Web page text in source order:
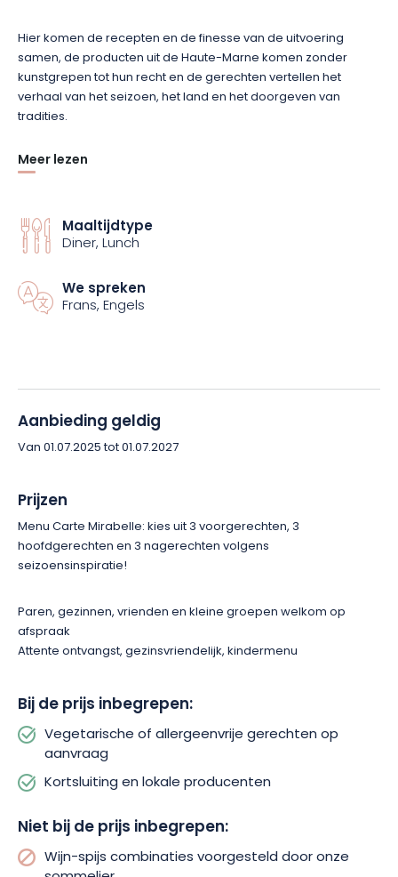
Hier komen de recepten en de finesse van de uitvoering
samen, de producten uit de Haute-Marne komen zonder
kunstgrepen tot hun recht en de gerechten vertellen het
verhaal van het seizoen, het land en het doorgeven van
tradities.
In een vriendelijke, verzorgde sfeer laat dit restaurant
Een keuken die zowel voedt als ontroert.
keuken met lokale, alledaagse producten.
Meer lezen
Maaltijdtype
Diner, Lunch
We spreken
Frans, Engels
Aanbieding geldig
Van 01.07.2025 tot 01.07.2027
Prijzen
Menu Carte Mirabelle: kies uit 3 voorgerechten, 3
hoofdgerechten en 3 nagerechten volgens
seizoensinspiratie!
Paren, gezinnen, vrienden en kleine groepen welkom op
afspraak
Attente ontvangst, gezinsvriendelijk, kindermenu
Bij de prijs inbegrepen:
Vegetarische of allergeenvrije gerechten op
aanvraag
Kortsluiting en lokale producenten
Niet bij de prijs inbegrepen:
Wijn-spijs combinaties voorgesteld door onze